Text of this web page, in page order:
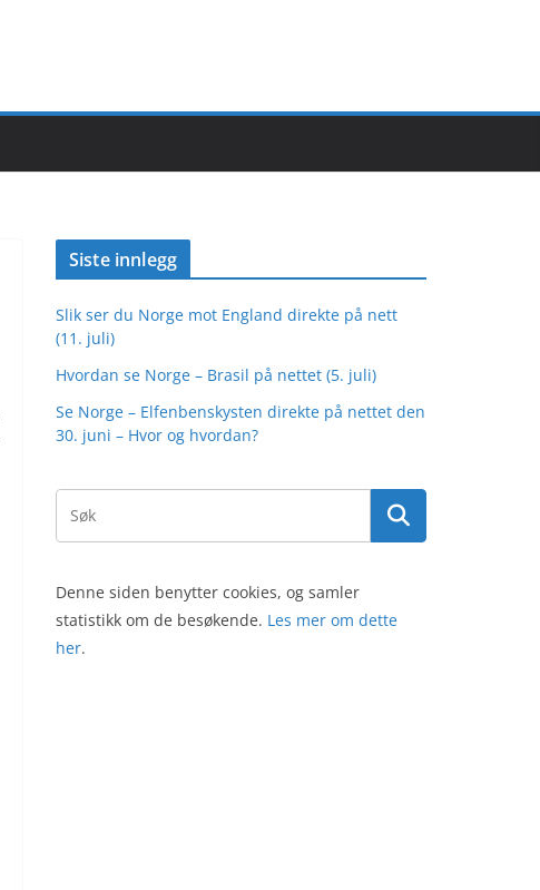
Siste innlegg
Slik ser du Norge mot England direkte på nett
(11. juli)
Hvordan se Norge – Brasil på nettet (5. juli)
Se Norge – Elfenbenskysten direkte på nettet den
30. juni – Hvor og hvordan?
Denne siden benytter cookies, og samler
statistikk om de besøkende. Les mer om dette
her.